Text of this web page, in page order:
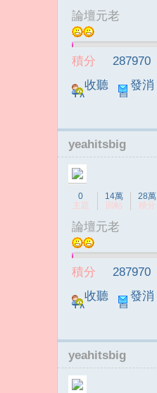
論壇元老
積分
287970
收聽
TA
發消
息
yeahitsbig
0
主題
14萬
回帖
28萬
積分
論壇元老
積分
287970
收聽
TA
發消
息
yeahitsbig